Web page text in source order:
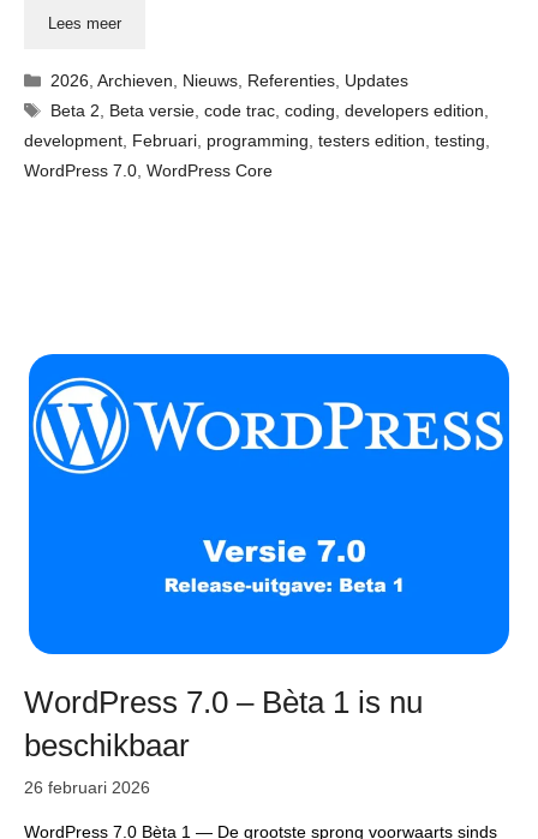
Lees meer
Categorieën
2026 ,Archieven Nieuws Referenties Updates
Tags
Beta 2 Beta versie ,code trac ,coding ,developers edition
development Februari programming testers edition testing
WordPress 7.0 WordPress Core
WordPress 7.0 – Bèta 1 is nu
beschikbaar
26 februari 2026
WordPress 7.0 Bèta 1 — De grootste sprong voorwaarts sinds